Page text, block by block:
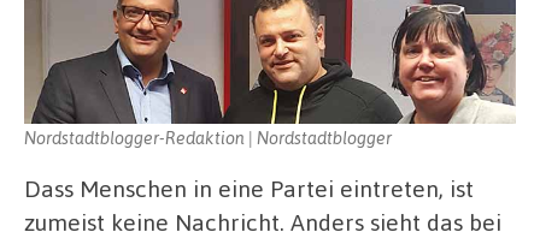
Nordstadtblogger-Redaktion | Nordstadtblogger
Dass Menschen in eine Partei eintreten, ist
zumeist keine Nachricht. Anders sieht das bei